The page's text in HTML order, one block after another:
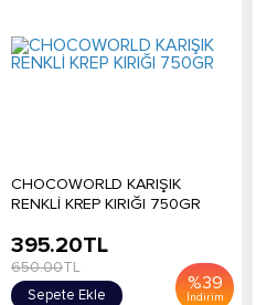
CHOCOWORLD KARIŞIK
RENKLİ KREP KIRIĞI 750GR
%39
İndirim
395.20TL
650.00TL
Sepete Ekle